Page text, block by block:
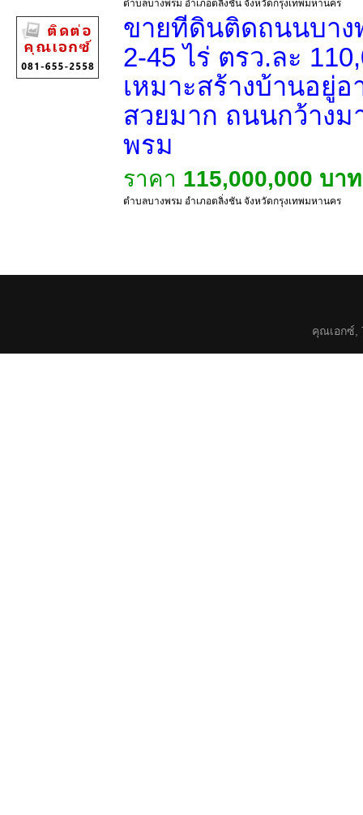
ตำบลบางพรม อำเภอตลิ่งชัน จังหวัดกรุงเทพมหานคร
ขายที่ดินติดถนนบาง
2-45 ไร่ ตรว.ละ
เหมาะสร้างบ้านอยู่
สวยมาก ถนนกว้างม
พรม
ราคา 115,000,000 บาท
ตำบลบางพรม อำเภอตลิ่งชัน จังหวัดกรุงเทพมหานคร
คุณเอกซ์,